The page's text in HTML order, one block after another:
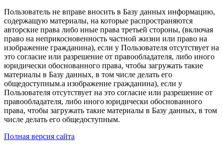
Пользователь не вправе вносить в Базу данных информацию,
содержащую материалы, на которые распространяются
авторские права либо иные права третьей стороны, (включая
право на неприкосновенность частной жизни или право на
изображение гражданина), если у Пользователя отсутствует на
это согласие или разрешение от правообладателя, либо иного
юридически обоснованного права, чтобы загружать такие
материалы в Базу данных, в том числе делать его
общедоступным.а изображение гражданина), если у
Пользователя отсутствует на это согласие или разрешение от
правообладателя, либо иного юридически обоснованного
права, чтобы загружать такие материалы в Базу данных, в том
числе делать его общедоступным.
Полная версия сайта